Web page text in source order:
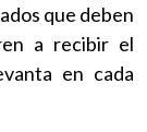
que deben
a recibir el
en cada